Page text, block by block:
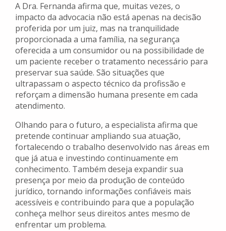
A Dra. Fernanda afirma que, muitas vezes, o
impacto da advocacia não está apenas na decisão
proferida por um juiz, mas na tranquilidade
proporcionada a uma família, na segurança
oferecida a um consumidor ou na possibilidade de
um paciente receber o tratamento necessário para
preservar sua saúde. São situações que
ultrapassam o aspecto técnico da profissão e
reforçam a dimensão humana presente em cada
atendimento.
Olhando para o futuro, a especialista afirma que
pretende continuar ampliando sua atuação,
fortalecendo o trabalho desenvolvido nas áreas em
que já atua e investindo continuamente em
conhecimento. Também deseja expandir sua
presença por meio da produção de conteúdo
jurídico, tornando informações confiáveis mais
acessíveis e contribuindo para que a população
conheça melhor seus direitos antes mesmo de
enfrentar um problema.